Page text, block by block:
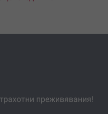
преживявания!